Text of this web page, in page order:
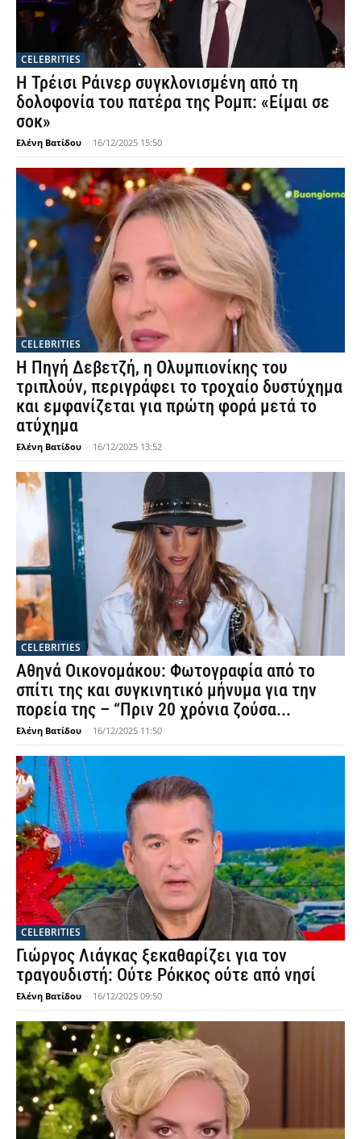
CELEBRITIES
Η Τρέισι Ράινερ συγκλονισμένη από τη
δολοφονία του πατέρα της Ρομπ: «Είμαι σε
σοκ»
Ελένη Βατίδου - 16/12/2025 15:50
CELEBRITIES
Η Πηγή Δεβετζή, η Ολυμπιονίκης του
τριπλούν, περιγράφει το τροχαίο δυστύχημα
και εμφανίζεται για πρώτη φορά μετά το
ατύχημα
Ελένη Βατίδου - 16/12/2025 13:52
CELEBRITIES
Αθηνά Οικονομάκου: Φωτογραφία από το
σπίτι της και συγκινητικό μήνυμα για την
πορεία της – “Πριν 20 χρόνια ζούσα...
Ελένη Βατίδου - 16/12/2025 11:50
CELEBRITIES
Γιώργος Λιάγκας ξεκαθαρίζει για τον
τραγουδιστή: Ούτε Ρόκκος ούτε από νησί
Ελένη Βατίδου - 16/12/2025 09:50